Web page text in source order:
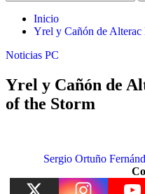
Inicio
Yrel y Cañón de Alterac
Noticias PC
Yrel y Cañón de
of the Storm
Sergio Ortuño